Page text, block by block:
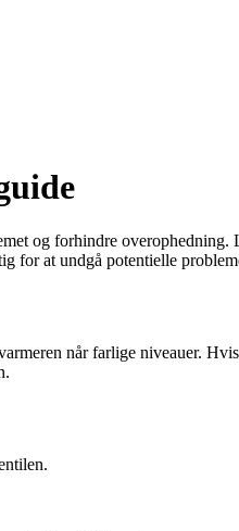
og forhindre
for at undgå potentielle
når farlige niveauer.